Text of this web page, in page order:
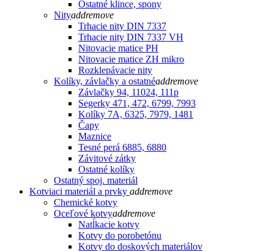
Ostatné klince, spony
Nityaddremove
Trhacie nity DIN 7337
Trhacie nity DIN 7337 VH
Nitovacie matice PH
Nitovacie matice ZH mikro
Rozklepávacie nity
Kolíky, závlačky a ostatnéaddremove
Závlačky 94, 11024, 111p
Segerky 471, 472, 6799, 7993
Kolíky 7A, 6325, 7979, 1481
Čapy
Maznice
Tesné perá 6885, 6880
Závitové zátky
Ostatné kolíky
Ostatný spoj. materiál
Kotviaci materiál a prvky addremove
Chemické kotvy
Oceľové kotvyaddremove
Natĺkacie kotvy
Kotvy do porobetónu
Kotvy do doskových materiálov